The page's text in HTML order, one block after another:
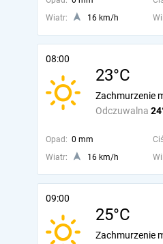
Wiatr:
16 km/h
08:00
23°C
Odczuwalna
Zachmurzenie
Opad: 0 mm
Wiatr:
16 km/h
09:00
25°C
Zachmurzenie